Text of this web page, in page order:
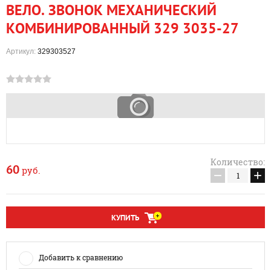
ВЕЛО. ЗВОНОК МЕХАНИЧЕСКИЙ
КОМБИНИРОВАННЫЙ 329 3035-27
Артикул: 329303527
60 руб.
Количество:
− +
КУПИТЬ
Добавить к сравнению